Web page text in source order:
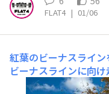
FLAT4 | 01/06
紅葉のビーナスライ
ビーナスラインに向
野辺山高原。季節に